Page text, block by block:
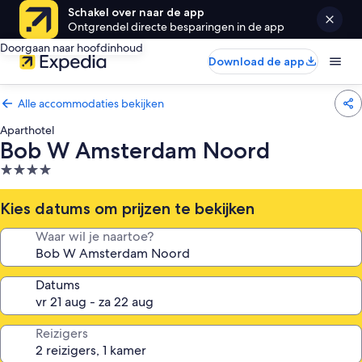
Schakel over naar de app
Ontgrendel directe besparingen in de app
Doorgaan naar hoofdinhoud
Download de app
Alle accommodaties bekijken
Aparthotel
Bob W Amsterdam Noord
4.0-
sterrenaccommodatie
Kies datums om prijzen te bekijken
Waar wil je naartoe?
Datums
Reizigers